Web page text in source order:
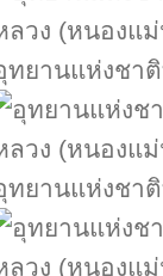
ทยานแห่งชา
ทยานแห่งชา